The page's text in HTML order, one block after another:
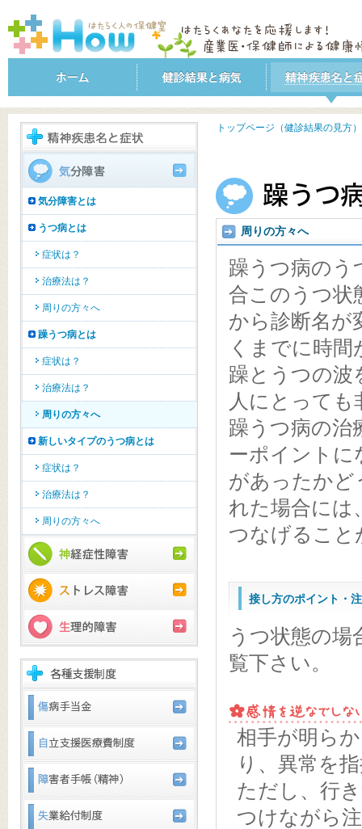
気分障害とは
うつ病とは
症状は？
治療法は？
周りの方々へ
躁うつ病とは
症状は？
治療法は？
周りの方々へ
新しいタイプのうつ病とは
症状は？
治療法は？
周りの方々へ
トップページ（健診結果の見方）
周りの方々へ
躁うつ病のう
合このうつ状
から診断名が
くまでに時
躁とうつの波
人にとって
躁うつ病の治
ーポイントに
があったかど
れた場合には
つなげること
接し方のポイント・
うつ状態の場
覧下さい。
相手が明ら
り、異常を
ただし、行
つけながら